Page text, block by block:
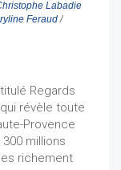
Labadie
Feraud/
Regards
révèle toute
Provence
millions
richement